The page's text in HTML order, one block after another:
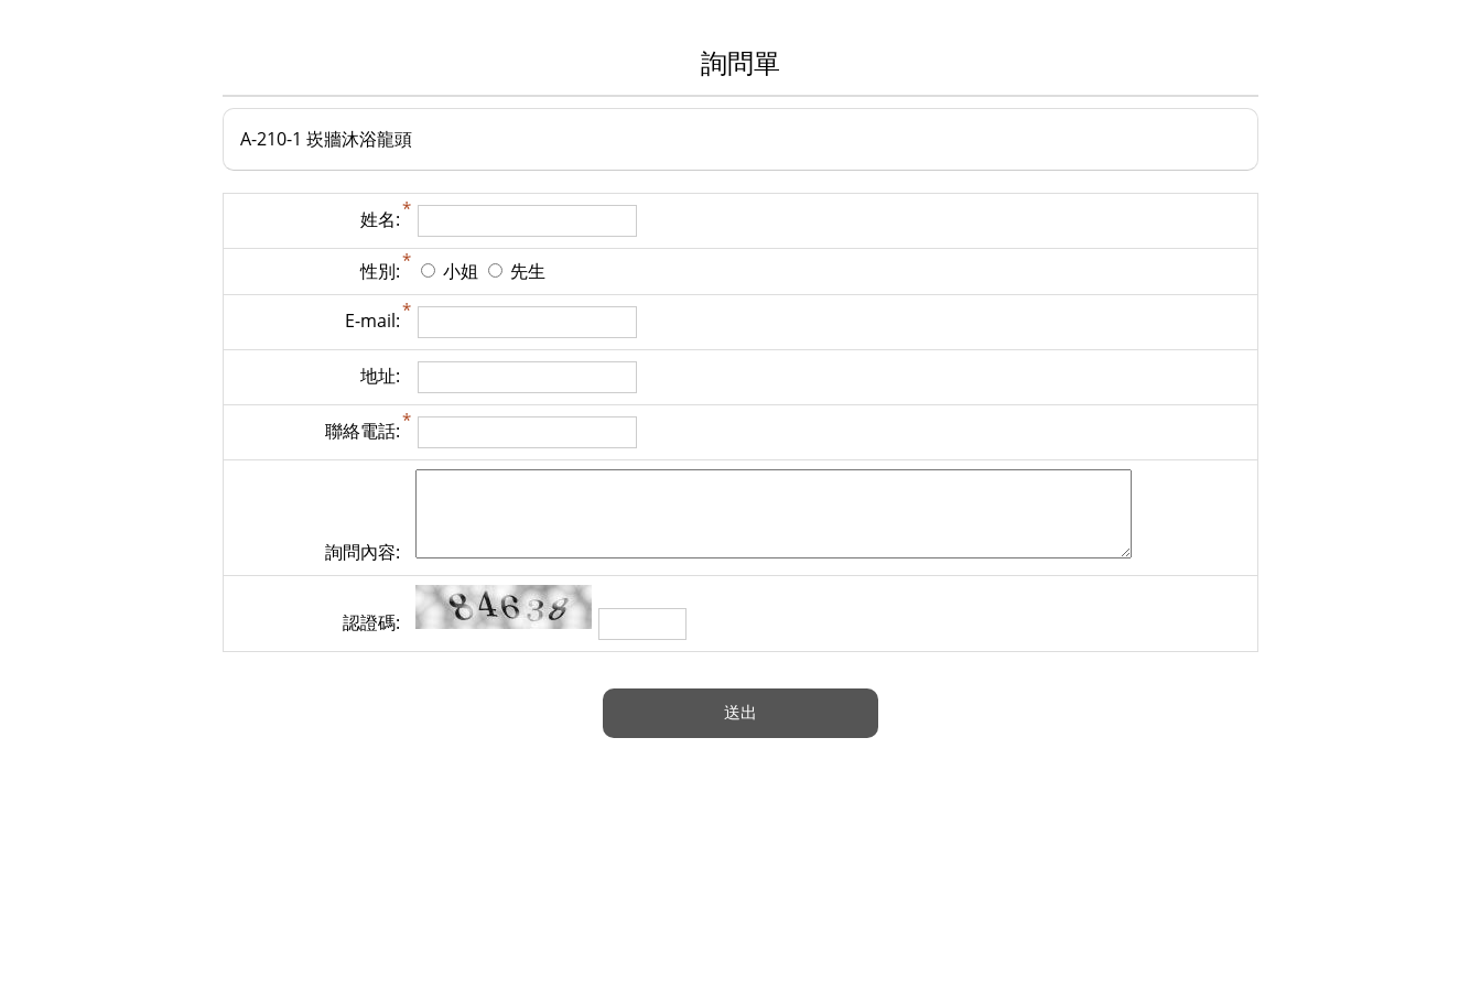
詢問單
A-210-1 崁牆沐浴龍頭
姓名:
性別: 小姐 先生
E-mail:
地址:
聯絡電話:
詢問內容:
認證碼: